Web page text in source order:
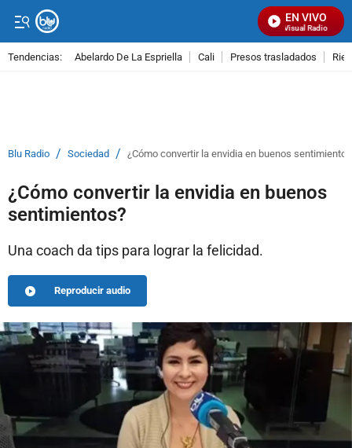
EN VIVO
Señal Visual Radio
Tendencias: Abelardo De La Espriella Cali Presos trasladados
Blu Radio / Sociedad / ¿Cómo convertir la envidia en buenos
¿Cómo convertir la envidia en buenos
sentimientos?
Una coach da tips para lograr la felicidad.
Reproducir audio